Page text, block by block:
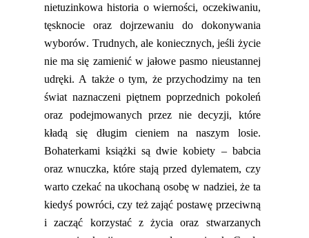
nietuzinkowa historia o wierności, oczekiwaniu,
tęsknocie oraz dojrzewaniu do dokonywania
wyborów. Trudnych, ale koniecznych, jeśli życie
nie ma się zamienić w jałowe pasmo nieustannej
udręki. A także o tym, że przychodzimy na ten
świat naznaczeni piętnem poprzednich pokoleń
oraz podejmowanych przez nie decyzji, które
kładą się długim cieniem na naszym losie.
Bohaterkami książki są dwie kobiety – babcia
oraz wnuczka, które stają przed dylematem, czy
warto czekać na ukochaną osobę w nadziei, że ta
kiedyś powróci, czy też zająć postawę przeciwną
i zacząć korzystać z życia oraz stwarzanych